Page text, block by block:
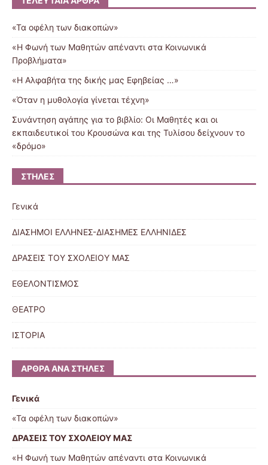
«Τα οφέλη των διακοπών»
«Η Φωνή των Μαθητών απέναντι στα Κοινωνικά
Προβλήματα»
«Η Αλφαβήτα της δικής μας Εφηβείας …»
«Όταν η μυθολογία γίνεται τέχνη»
Συνάντηση αγάπης για το βιβλίο: Οι Μαθητές και οι
εκπαιδευτικοί του Κρουσώνα και της Τυλίσου δείχνουν το
«δρόμο»
ΣΤΉΛΕΣ
Γενικά
ΔΙΑΣΗΜΟΙ ΕΛΛΗΝΕΣ-ΔΙΑΣΗΜΕΣ ΕΛΛΗΝΙΔΕΣ
ΔΡΑΣΕΙΣ ΤΟΥ ΣΧΟΛΕΙΟΥ ΜΑΣ
ΕΘΕΛΟΝΤΙΣΜΟΣ
ΘΕΑΤΡΟ
ΙΣΤΟΡΙΑ
ΆΡΘΡΑ ΑΝΆ ΣΤΉΛΕΣ
Γενικά
«Τα οφέλη των διακοπών»
ΔΡΑΣΕΙΣ ΤΟΥ ΣΧΟΛΕΙΟΥ ΜΑΣ
«Η Φωνή των Μαθητών απέναντι στα Κοινωνικά